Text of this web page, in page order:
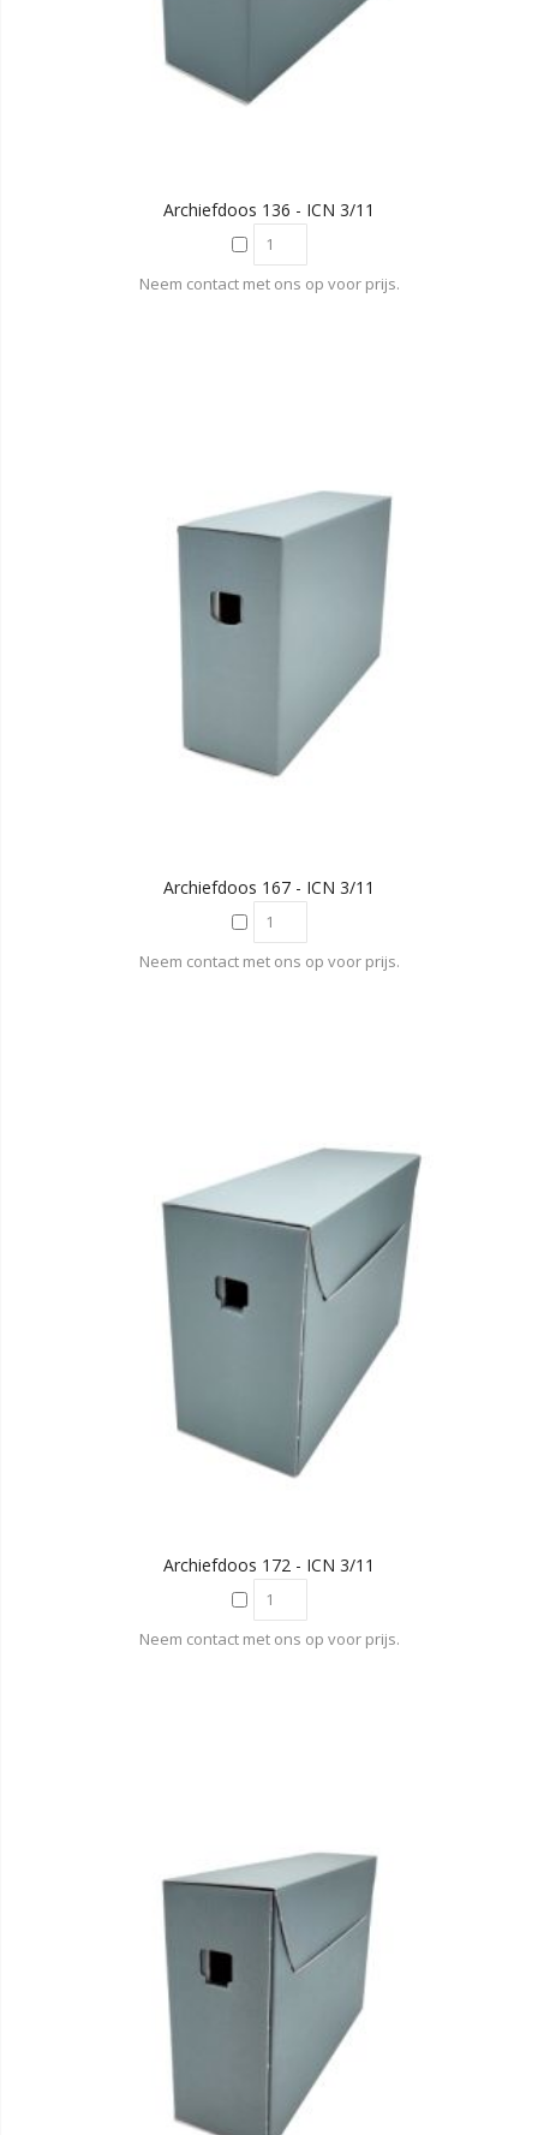
Archiefdoos 136 - ICN 3/11
Neem contact met ons op voor prijs.
Archiefdoos 167 - ICN 3/11
Neem contact met ons op voor prijs.
Archiefdoos 172 - ICN 3/11
Neem contact met ons op voor prijs.